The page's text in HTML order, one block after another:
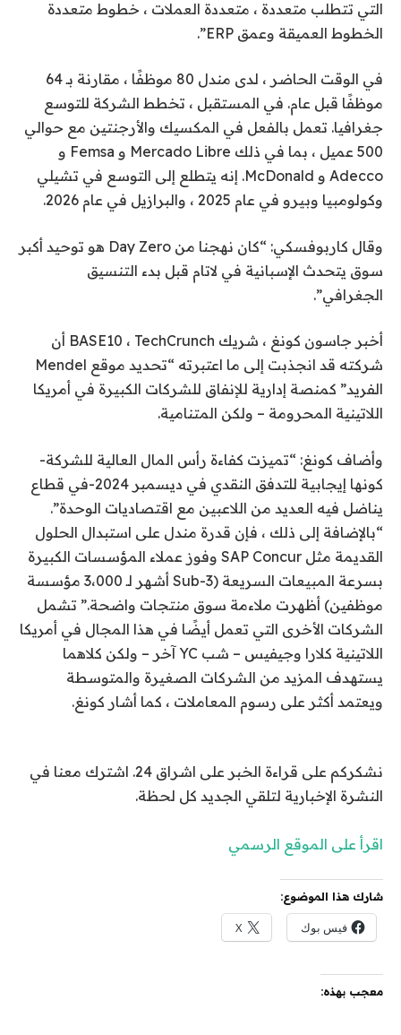
التي تتطلب متعددة ، متعددة العملات ، خطوط متعددة
الخطوط العميقة وعمق ERP”.
في الوقت الحاضر ، لدى مندل 80 موظفًا ، مقارنة بـ 64
موظفًا قبل عام. في المستقبل ، تخطط الشركة للتوسع
جغرافيا. تعمل بالفعل في المكسيك والأرجنتين مع حوالي
500 عميل ، بما في ذلك Mercado Libre و Femsa و
Adecco و McDonald. إنه يتطلع إلى التوسع في تشيلي
وكولومبيا وبيرو في عام 2025 ، والبرازيل في عام 2026.
وقال كاربوفسكي: “كان نهجنا من Day Zero هو توحيد أكبر
سوق يتحدث الإسبانية في لاتام قبل بدء التنسيق
الجغرافي”.
أخبر جاسون كونغ ، شريك BASE10 ، TechCrunch أن
شركته قد انجذبت إلى ما اعتبرته “تحديد موقع Mendel
الفريد” كمنصة إدارية للإنفاق للشركات الكبيرة في أمريكا
اللاتينية المحرومة – ولكن المتنامية.
وأضاف كونغ: “تميزت كفاءة رأس المال العالية للشركة-
كونها إيجابية للتدفق النقدي في ديسمبر 2024-في قطاع
يناضل فيه العديد من اللاعبين مع اقتصاديات الوحدة”.
“بالإضافة إلى ذلك ، فإن قدرة مندل على استبدال الحلول
القديمة مثل SAP Concur وفوز عملاء المؤسسات الكبيرة
بسرعة المبيعات السريعة (Sub-3 أشهر لـ 3،000 مؤسسة
موظفين) أظهرت ملاءمة سوق منتجات واضحة.” تشمل
الشركات الأخرى التي تعمل أيضًا في هذا المجال في أمريكا
اللاتينية كلارا وجيفيس – شب YC آخر – ولكن كلاهما
يستهدف المزيد من الشركات الصغيرة والمتوسطة
ويعتمد أكثر على رسوم المعاملات ، كما أشار كونغ.
نشكركم على قراءة الخبر على اشراق 24. اشترك معنا في
النشرة الإخبارية لتلقي الجديد كل لحظة.
اقرأ على الموقع الرسمي
شارك هذا الموضوع:
فيس بوك X
معجب بهذه: